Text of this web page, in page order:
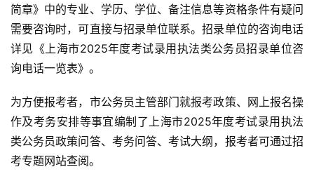
简章》中的专业、学历、学位、备注信息等资格条件有疑问
需要咨询时，可直接与招录单位联系。招录单位的咨询电话
详见《上海市2025年度考试录用执法类公务员招录单位咨
询电话一览表》。
为方便报考者，市公务员主管部门就报考政策、网上报名操
作及考务安排等事宜编制了上海市2025年度考试录用执法
类公务员政策问答、考务问答、考试大纲，报考者可通过招
考专题网站查阅。